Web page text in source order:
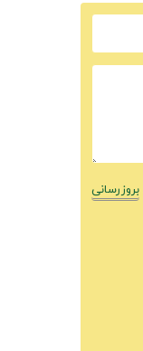
بروزرسانی